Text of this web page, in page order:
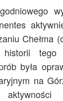
Chełma
tego
była
na